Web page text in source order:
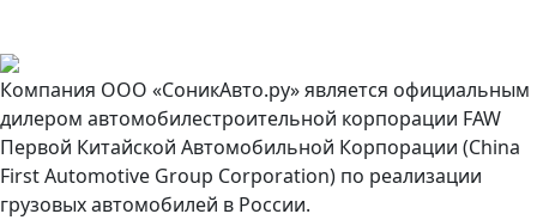
Компания ООО «СоникАвто.ру» является официальным
дилером автомобилестроительной корпорации FAW
Первой Китайской Автомобильной Корпорации (China
First Automotive Group Corporation) по реализации
грузовых автомобилей в России.